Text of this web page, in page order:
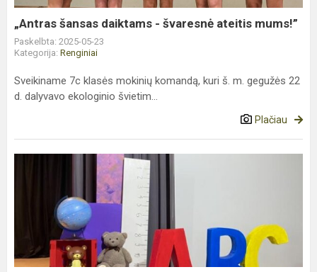
mums!”
„Antras šansas daiktams - švaresnė ateitis mums!”
Paskelbta: 2025-05-23
Kategorija: Renginiai
Sveikiname 7c klasės mokinių komandą, kuri š. m. gegužės 22
d. dalyvavo ekologinio švietim...
Plačiau